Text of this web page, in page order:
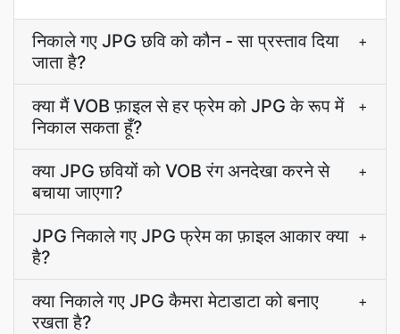
निकाले गए JPG छवि को कौन - सा प्रस्ताव दिया
जाता है?
+
क्या मैं VOB फ़ाइल से हर फ्रेम को JPG के रूप में
निकाल सकता हूँ?
+
क्या JPG छवियों को VOB रंग अनदेखा करने से
बचाया जाएगा?
+
JPG निकाले गए JPG फ्रेम का फ़ाइल आकार क्या
है?
+
क्या निकाले गए JPG कैमरा मेटाडाटा को बनाए
रखता है?
+